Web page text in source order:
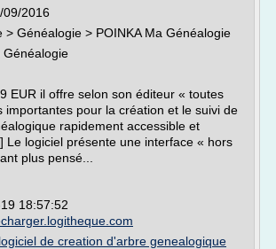
09/2016
> Généalogie > POINKA Ma Généalogie
Généalogie
EUR il offre selon son éditeur « toutes
importantes pour la création et le suivi de
rapidement accessible et
Le logiciel présente une interface « hors
plus pensé...
18:57:52
logiciel de creation d'arbre genealogique